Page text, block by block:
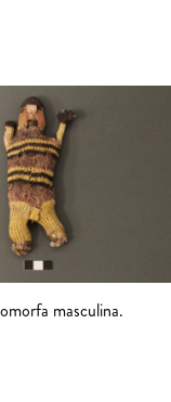
masculina.